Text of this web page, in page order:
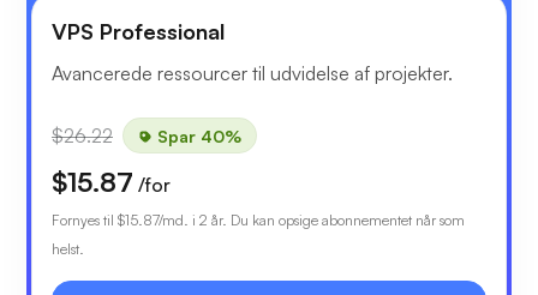
VPS Professional
Avancerede ressourcer til udvidelse af projekter.
$26.22 Spar 40%
$15.87 /for
Fornyes til $15.87/md. i 2 år. Du kan opsige abonnementet når som
helst.